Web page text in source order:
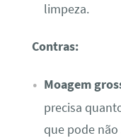
limpeza.
Contras:
Moagem
precisa
que pode